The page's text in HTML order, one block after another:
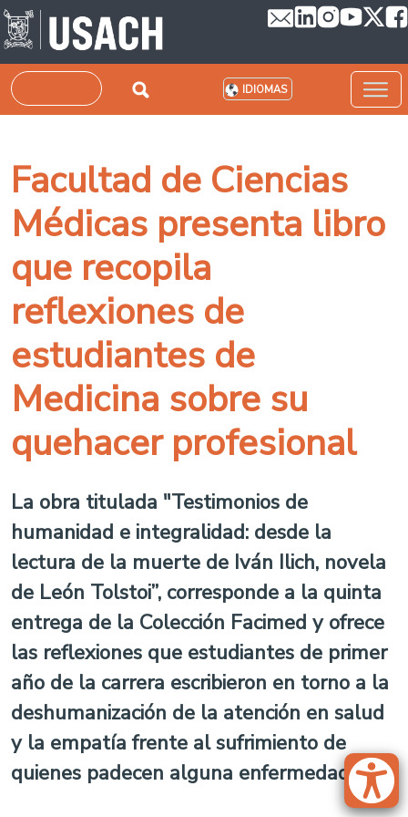
Pasar al contenido principal
Buscar IDIOMAS
Facultad de Ciencias
Médicas presenta libro
que recopila
reflexiones de
estudiantes de
Medicina sobre su
quehacer profesional
La obra titulada "Testimonios de
humanidad e integralidad: desde la
lectura de la muerte de Iván Ilich, novela
de León Tolstoi”, corresponde a la quinta
entrega de la Colección Facimed y ofrece
las reflexiones que estudiantes de primer
año de la carrera escribieron en torno a la
deshumanización de la atención en salud
y la empatía frente al sufrimiento de
quienes padecen alguna enfermedad.